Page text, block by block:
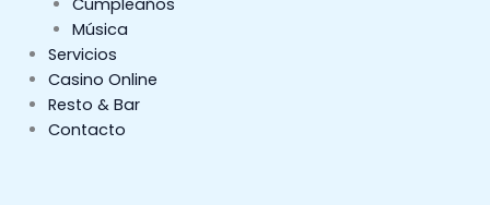
Música
Servicios
Casino Online
Resto & Bar
Contacto